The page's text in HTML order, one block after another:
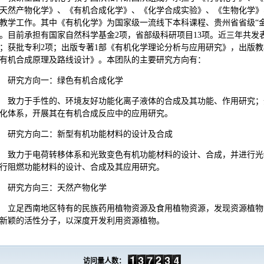
然产物化学》、《有机合成化学》、《化学合成实验》、《生物化学
学工作。其中《有机化学》为国家级一流线下本科课程、贵州省省级“
目前承担有国家自然科学基金2项，省部级科研项目13项。近三年共发
获批专利2项；出版专著1部《有机化学理论分析与应用研究》，出
机合成原理及路线设计》。本团队的主要研究方向有：
研究方向一：绿色有机合成化学
致力于手性的、环境友好功能化离子液体的合成及其功能、作用研究
体系，开展其在有机合成反应中的应用研究。
研究方向二：新型有机功能材料的设计及合成
致力于电荷转移体系和光致变色有机功能材料的设计、合成，并进行
阻燃功能材料的设计、合成及其应用研究。
研究方向三：天然产物化学
立足西南地区特有的民族药用植物资源及食用植物资源，发现资源植
颖的活性分子，以深度开发利用资源植物。
访问量人数：